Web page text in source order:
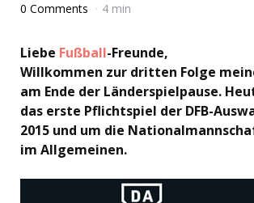
0 Comments 4 min
Liebe Fußball-Freunde,
Willkommen zur dritten Folge
am Ende der Länderspielpause.
das erste Pflichtspiel der DFB-
2015 und um die
im Allgemeinen.